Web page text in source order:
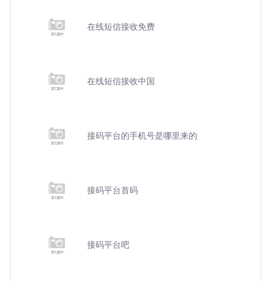
在线短信接收免费
在线短信接收中国
接码平台的手机号是哪里来的
接码平台首码
接码平台吧